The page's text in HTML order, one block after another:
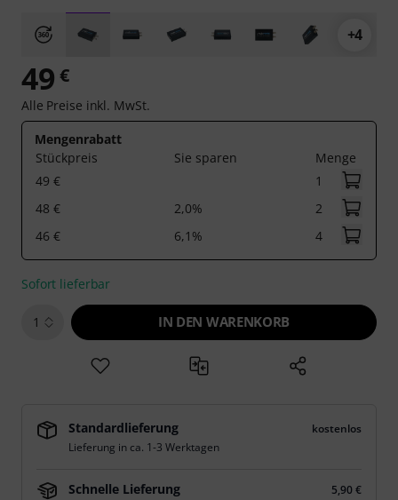
+4
49 €
Alle Preise inkl. MwSt.
Mengenrabatt
Stückpreis
Sie sparen
Menge
49 €
1
48 €
2,0%
2
46 €
6,1% 4
Sofort lieferbar
1 IN DEN WARENKORB
Standardlieferung
kostenlos
Lieferung in ca. 1-3 Werktagen
Schnelle Lieferung
5,90 €